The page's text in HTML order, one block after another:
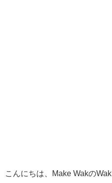
こんにちは、Make WakのWak